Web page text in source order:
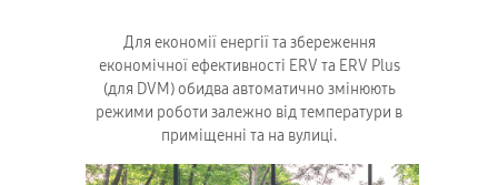
Для економії енергії та збереження
економічної ефективності ERV та ERV Plus
(для DVM) обидва автоматично змінюють
режими роботи залежно від температури в
приміщенні та на вулиці.